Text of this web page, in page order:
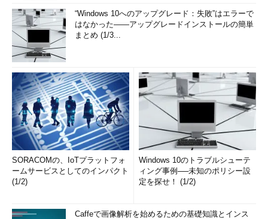
“Windows 10へのアップグレード：失敗”はエラーで
はなかった――アップグレードインストールの簡単
まとめ (1/3...
SORACOMの、IoTプラットフォ
ームサービスとしてのインパクト
(1/2)
Windows 10のトラブルシューテ
ィング事例──未知のポリシー設
定を探せ！ (1/2)
Caffeで画像解析を始めるための基礎知識とインス